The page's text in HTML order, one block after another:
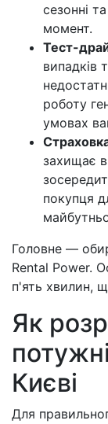
сезонні
момент.
Тест-
випадків
роботу
умовах
захищає
покупця
Головне —
Rental Power.
п'ять хвилин,
Як
Києві
Для